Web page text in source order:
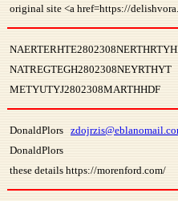
original site <a href=https://
NATREGTEGH2802308NEYRTHYT
METYUTYJ2802308MARTHHDF
DonaldPlors
DonaldPlors
these details https://morenford.com/